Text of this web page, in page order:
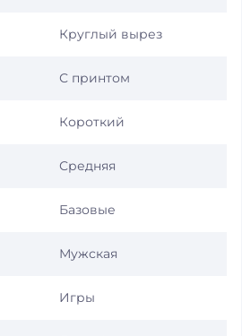
Круглый вырез
С принтом
Короткий
Средняя
Базовые
Мужская
Игры